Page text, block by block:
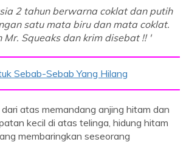
2 tahun berwarna coklat dan putih
satu mata biru dan mata coklat.
Mr. Squeaks dan krim disebat !! '
Sebab-Sebab Yang Hilang